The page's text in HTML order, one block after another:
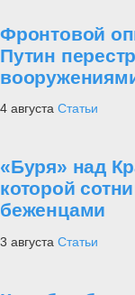
Фронтовой
Путин
4 августа Статьи
«Буря» над
которой
беженцами
3 августа Статьи